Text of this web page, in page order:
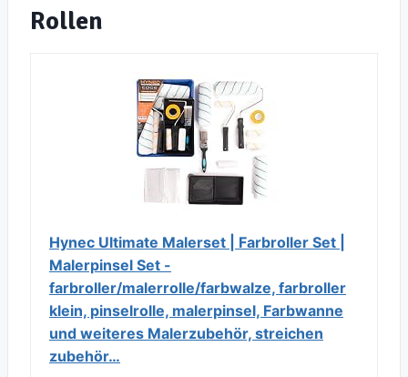
Rollen
Hynec Ultimate Malerset | Farbroller Set |
Malerpinsel Set -
farbroller/malerrolle/farbwalze, farbroller
klein, pinselrolle, malerpinsel, Farbwanne
und weiteres Malerzubehör, streichen
zubehör…